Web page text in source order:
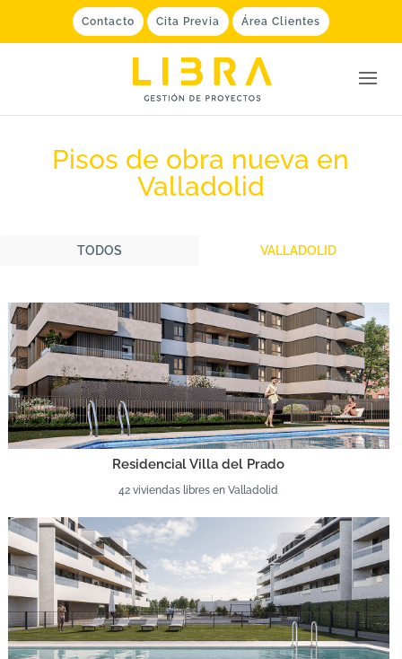
Contacto Cita Previa Área Clientes
Pisos de obra nueva en
Valladolid
TODOS VALLADOLID
Residencial Villa del Prado
42 viviendas libres en Valladolid